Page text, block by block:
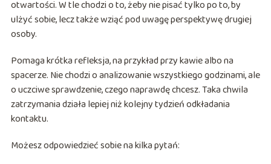
otwartości. W tle chodzi o to, żeby nie pisać tylko po to, by
ulżyć sobie, lecz także wziąć pod uwagę perspektywę drugiej
osoby.
Pomaga krótka refleksja, na przykład przy kawie albo na
spacerze. Nie chodzi o analizowanie wszystkiego godzinami, ale
o uczciwe sprawdzenie, czego naprawdę chcesz. Taka chwila
zatrzymania działa lepiej niż kolejny tydzień odkładania
kontaktu.
Możesz odpowiedzieć sobie na kilka pytań: